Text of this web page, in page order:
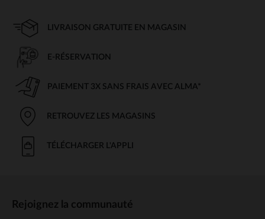
LIVRAISON GRATUITE EN MAGASIN
E-RÉSERVATION
PAIEMENT 3X SANS FRAIS AVEC ALMA*
RETROUVEZ LES MAGASINS
TÉLÉCHARGER L'APPLI
Rejoignez la communauté